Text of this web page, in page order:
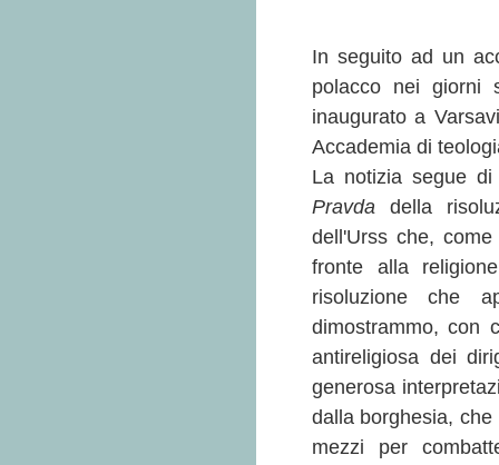
In seguito ad un
polacco nei giorni
inaugurato a
Accademia di
La notizia segue
Pravda della
dell'Urss che,
fronte alla
risoluzione che
dimostrammo, con
antireligiosa dei
generosa
dalla borghesia,
mezzi per